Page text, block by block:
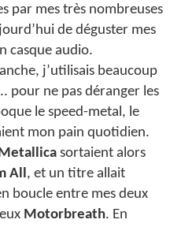
par mes très nombreuses
de déguster mes
casque audio.
j’utilisais beaucoup
pour ne pas déranger les
le speed-metal, le
mon pain quotidien.
sortaient alors
All, et un titre allait
boucle entre mes deux
Motorbreath. En